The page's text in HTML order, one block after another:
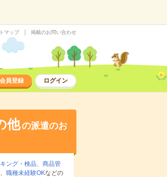
マップ 掲載のお問い合わせ
会員登録 ログイン
他の派遣のお
ング・検品、商品管
職種未経験OKなどの